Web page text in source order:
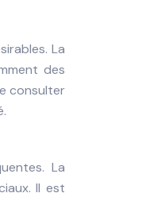
La
des
consulter
La
Il est